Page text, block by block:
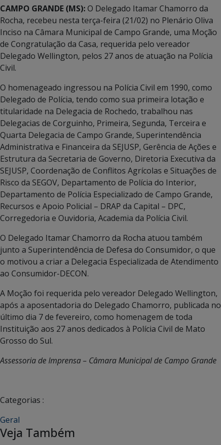
CAMPO GRANDE (MS):O Delegado Itamar Chamorro da
Rocha, recebeu nesta terça-feira (21/02) no Plenário Oliva
Inciso na Câmara Municipal de Campo Grande, uma Moção
de Congratulação da Casa, requerida pelo vereador
Delegado Wellington, pelos 27 anos de atuação na Polícia
Civil.
O homenageado ingressou na Polícia Civil em 1990, como
Delegado de Polícia, tendo como sua primeira lotação e
titularidade na Delegacia de Rochedo, trabalhou nas
Delegacias de Corguinho, Primeira, Segunda, Terceira e
Quarta Delegacia de Campo Grande, Superintendência
Administrativa e Financeira da SEJUSP, Gerência de Ações e
Estrutura da Secretaria de Governo, Diretoria Executiva da
SEJUSP, Coordenação de Conflitos Agrícolas e Situações de
Risco da SEGOV, Departamento de Polícia do Interior,
Departamento de Polícia Especializado de Campo Grande,
Recursos e Apoio Policial – DRAP da Capital – DPC,
Corregedoria e Ouvidoria, Academia da Polícia Civil.
O Delegado Itamar Chamorro da Rocha atuou também
junto a Superintendência de Defesa do Consumidor, o que
o motivou a criar a Delegacia Especializada de Atendimento
ao Consumidor-DECON.
A Moção foi requerida pelo vereador Delegado Wellington,
após a aposentadoria do Delegado Chamorro, publicada no
último dia 7 de fevereiro, como homenagem de toda
Instituição aos 27 anos dedicados à Polícia Civil de Mato
Grosso do Sul.
Assessoria de Imprensa – Câmara Municipal de Campo Grande
Categorias :
Geral
Veja Também